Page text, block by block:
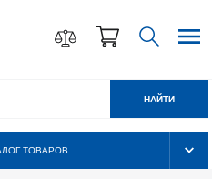
ТОВАРОВ
НАЙТИ